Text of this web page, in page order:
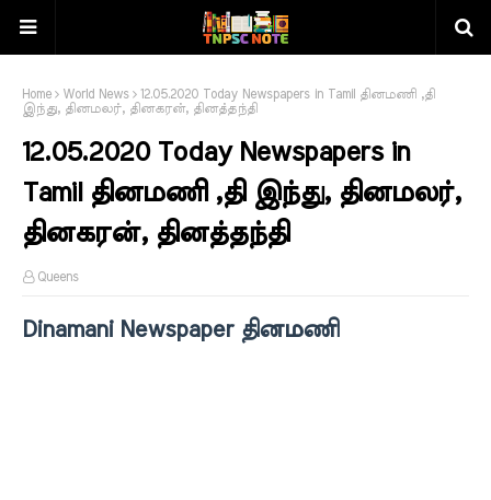
Home World News
12.05.2020 Today Newspapers in Tamil தினமணி ,தி
இந்து, தினமலர், தினகரன், தினத்தந்தி
12.05.2020 Today Newspapers in
Tamil தினமணி ,தி இந்து, தினமலர்,
தினகரன், தினத்தந்தி
Queens
Dinamani Newspaper தினமணி